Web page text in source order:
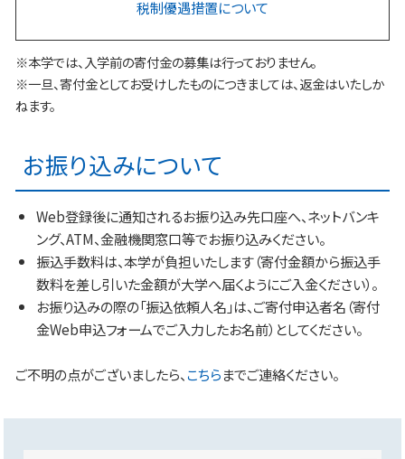
税制優遇措置について
※本学では、入学前の寄付金の募集は行っておりません。
※一旦、寄付金としてお受けしたものにつきましては、返金はいたしか
ねます。
お振り込みについて
Web登録後に通知されるお振り込み先口座へ、ネットバンキ
ング、ATM、金融機関窓口等でお振り込みください。
振込手数料は、本学が負担いたします（寄付金額から振込手
数料を差し引いた金額が大学へ届くようにご入金ください）。
お振り込みの際の「振込依頼人名」は、ご寄付申込者名（寄付
金Web申込フォームでご入力したお名前）としてください。
ご不明の点がございましたら、こちらまでご連絡ください。